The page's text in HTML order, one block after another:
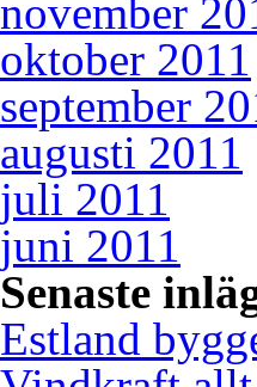
november
oktober 2011
september
augusti 2011
juli 2011
juni 2011
Senaste
Estland